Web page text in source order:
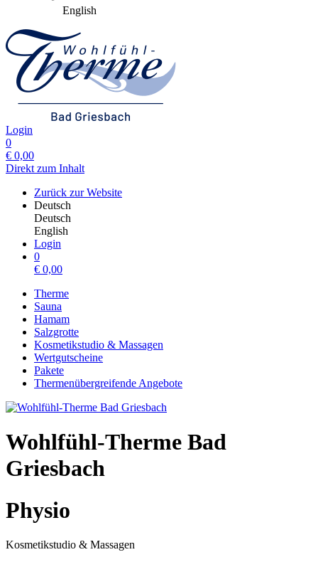
English
Login
0
€ 0,00
Direkt zum Inhalt
Zurück zur Website
Deutsch
Deutsch
English
Login
0
€ 0,00
Therme
Sauna
Hamam
Salzgrotte
Kosmetikstudio & Massagen
Wertgutscheine
Pakete
Thermenübergreifende Angebote
Wohlfühl-Therme Bad
Griesbach
Physio
Kosmetikstudio & Massagen